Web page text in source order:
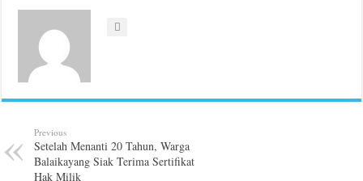
Previous
Setelah Menanti 20 Tahun, Warga
Balaikayang Siak Terima Sertifikat
Hak Milik